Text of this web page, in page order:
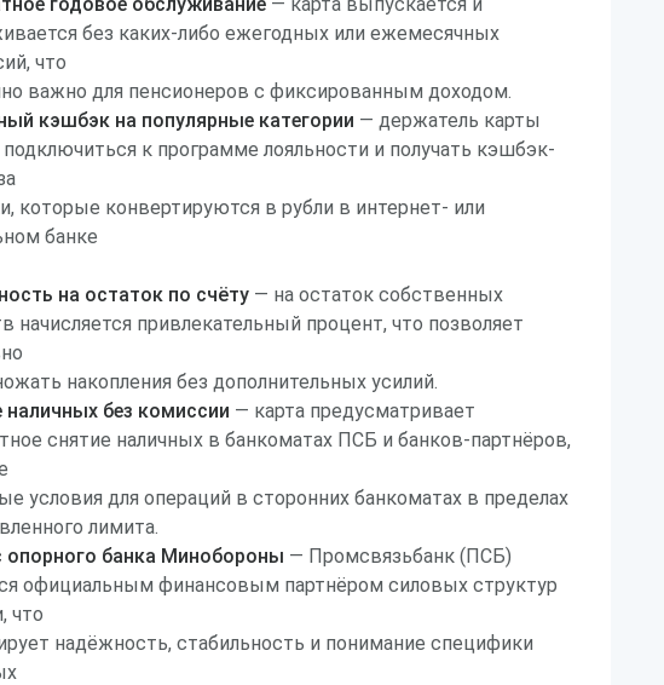
без каких-либо ежегодных или ежемесячных
что
важно для пенсионеров с фиксированным доходом.
кэшбэк на популярные категории — держатель карты
к программе лояльности и получать кэшбэк-
которые конвертируются в рубли в интернет- или
банке
на остаток по счёту — на остаток собственных
начисляется привлекательный процент, что позволяет
накопления без дополнительных усилий.
наличных без комиссии — карта предусматривает
снятие наличных в банкоматах ПСБ и банков-партнёров,
условия для операций в сторонних банкоматах в пределах
лимита.
опорного банка Минобороны — Промсвязьбанк (ПСБ)
официальным финансовым партнёром силовых структур
что
надёжность, стабильность и понимание специфики